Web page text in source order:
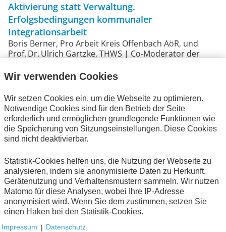
Aktivierung statt Verwaltung.
Erfolgsbedingungen kommunaler
Integrationsarbeit
Boris Berner, Pro Arbeit Kreis Offenbach AöR, und
Prof. Dr. Ulrich Gartzke, THWS | Co-Moderator der
International Rescue Committee – Workforce
Integration for Newcomers
Irem Pfeiffer, International Rescue Committee
Digitale Transformation der Förderlandschaft: Die
Magdalena Seitz und Nicole Munk, beide
Bundesministerium für Wirtschaft und Energie
Digitalisierung ist ein zentraler Enabler
AWV-Interview mit Christian Danner, Boehringer
Ingelheim Corporate Center GmbH, und Nils Pippart,
Freudenberg
Wir verwenden Cookies
Wir setzen Cookies ein, um die Webseite zu optimieren.
Notwendige Cookies sind für den Betrieb der Seite
erforderlich und ermöglichen grundlegende Funktionen wie
die Speicherung von Sitzungseinstellungen. Diese Cookies
sind nicht deaktivierbar.
Statistik-Cookies helfen uns, die Nutzung der Webseite zu
analysieren, indem sie anonymisierte Daten zu Herkunft,
Gerätenutzung und Verhaltensmustern sammeln. Wir nutzen
Matomo für diese Analysen, wobei Ihre IP-Adresse
anonymisiert wird. Wenn Sie dem zustimmen, setzen Sie
einen Haken bei den Statistik-Cookies.
Impressum | Datenschutz